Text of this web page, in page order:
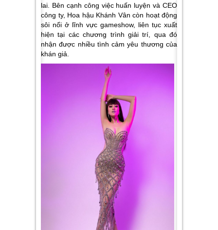
lai. Bên cạnh công việc huấn luyện và CEO
công ty, Hoa hậu Khánh Vân còn hoạt động
sôi nổi ở lĩnh vực gameshow, liên tục xuất
hiện tại các chương trình giải trí, qua đó
nhận được nhiều tình cảm yêu thương của
khán giả.